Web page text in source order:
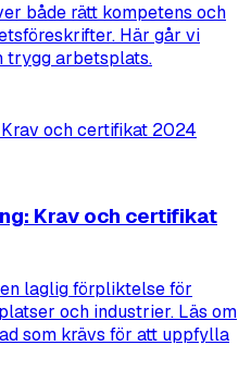
både rätt kompetens och
Här går vi
trygg arbetsplats.
Krav och certifikat
laglig förpliktelse för
och industrier. Läs om
som krävs för att uppfylla